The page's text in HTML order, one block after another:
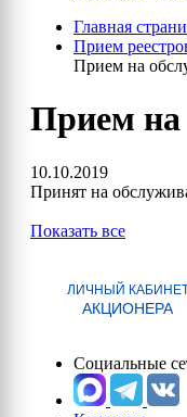
Главная
Прием
Прием на
Прием на
10.10.2019
Принят на
Показать все
ЛИЧНЫЙ
АКЦИОНЕРА
Социальные